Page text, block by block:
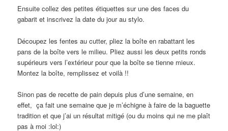
Ensuite collez des petites étiquettes sur une des faces du
gabarit et inscrivez la date du jour au stylo.
Découpez les fentes au cutter, pliez la boîte en rabattant les
pans de la boîte vers le milieu. Pliez aussi les deux petits ronds
supérieurs vers l’extérieur pour que la boîte se tienne mieux.
Montez la boîte, remplissez et voilà !!
Sinon pas de recette de pain depuis plus d’une semaine, en
effet, ça fait une semaine que je m’échigne à faire de la baguette
tradition et que j’ai un résultat mitigé (ou du moins qui ne me plaît
pas à moi :lol:)